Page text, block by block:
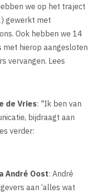
we op het traject
gewerkt met
Ook hebben we 14
met hierop aangesloten
vervangen. Lees
de Vries: "Ik ben van
bijdraagt aan
verder:
André Oost: André
aan ‘alles wat